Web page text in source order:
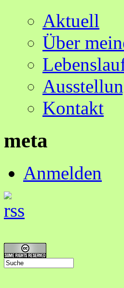
Aktuell
Über
Kontakt
meta
Anmelden